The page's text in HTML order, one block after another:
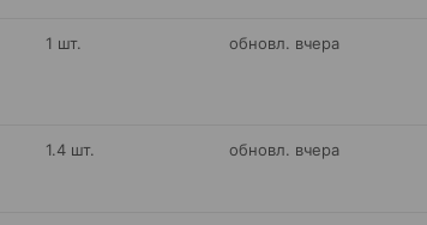
1 шт. обновл. вчера
1.4 шт. обновл. вчера